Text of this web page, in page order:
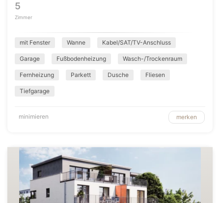
5
Zimmer
mit Fenster Wanne Kabel/SAT/TV-Anschluss
Garage Fußbodenheizung Wasch-/Trockenraum
Fernheizung Parkett Dusche Fliesen
Tiefgarage
minimieren merken